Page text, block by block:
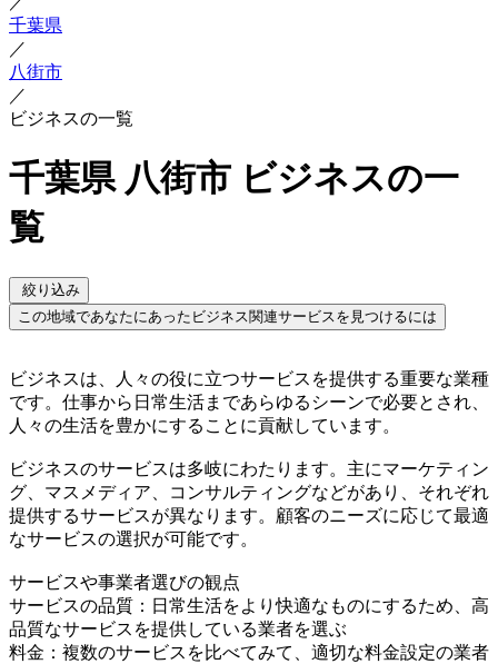
千葉県
／
八街市
／
ビジネスの一覧
千葉県 八街市 ビジネスの一
覧
絞り込み
この地域であなたにあったビジネス関連サービスを見つけるには
ビジネスは、人々の役に立つサービスを提供する重要な業種
です。仕事から日常生活まであらゆるシーンで必要とされ、
人々の生活を豊かにすることに貢献しています。
ビジネスのサービスは多岐にわたります。主にマーケティン
グ、マスメディア、コンサルティングなどがあり、それぞれ
提供するサービスが異なります。顧客のニーズに応じて最適
なサービスの選択が可能です。
サービスや事業者選びの観点
サービスの品質：日常生活をより快適なものにするため、高
品質なサービスを提供している業者を選ぶ
料金：複数のサービスを比べてみて、適切な料金設定の業者